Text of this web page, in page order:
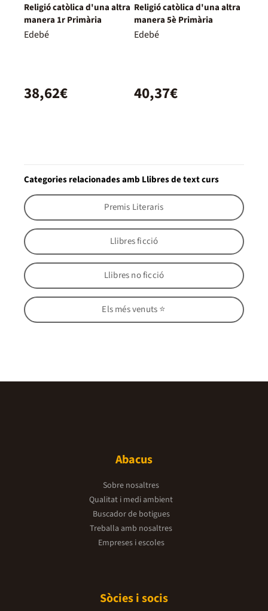
Religió catòlica d'una altra
manera 1r Primària
Edebé
38,62€
Religió catòlica d'una altra
manera 5è Primària
Edebé
40,37€
Categories relacionades amb Llibres de text curs
Premis Literaris
Llibres ficció
Llibres no ficció
Els més venuts ⭐
Abacus
Sobre nosaltres
Qualitat i medi ambient
Buscador de botigues
Treballa amb nosaltres
Empreses i escoles
Sòcies i socis